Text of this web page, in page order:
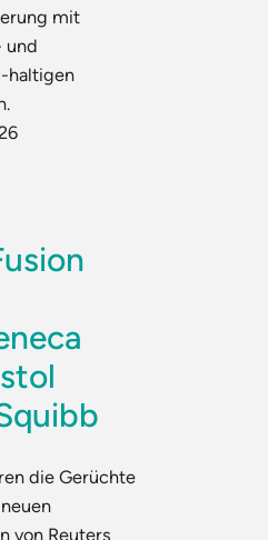
mit
und
haltigen
die Gerüchte
von Reuters